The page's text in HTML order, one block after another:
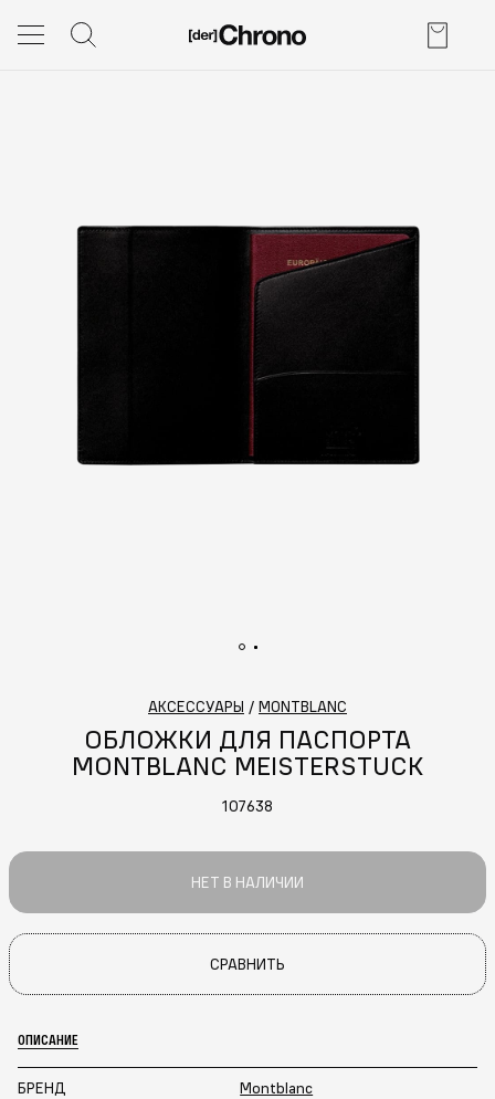
АКСЕССУАРЫ / MONTBLANC
ОБЛОЖКИ ДЛЯ ПАСПОРТА
MONTBLANC MEISTERSTUCK
107638
НЕТ В НАЛИЧИИ
СРАВНИТЬ
ОПИСАНИЕ
БРЕНД Montblanc